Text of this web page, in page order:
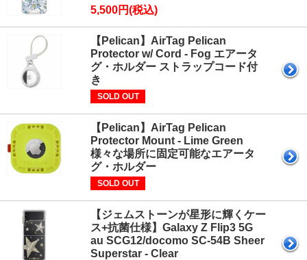
5,500円(税込)
【Pelican】AirTag Pelican
Protector w/ Cord - Fog エアータ
グ・ホルダー ストラップコード付
き
SOLD OUT
【Pelican】AirTag Pelican
Protector Mount - Lime Green
様々な場所に固定可能なエアータ
グ・ホルダー
SOLD OUT
【ジェムストーンが星形に輝くケー
ス+抗菌仕様】Galaxy Z Flip3 5G
au SCG12/docomo SC-54B Sheer
Superstar - Clear